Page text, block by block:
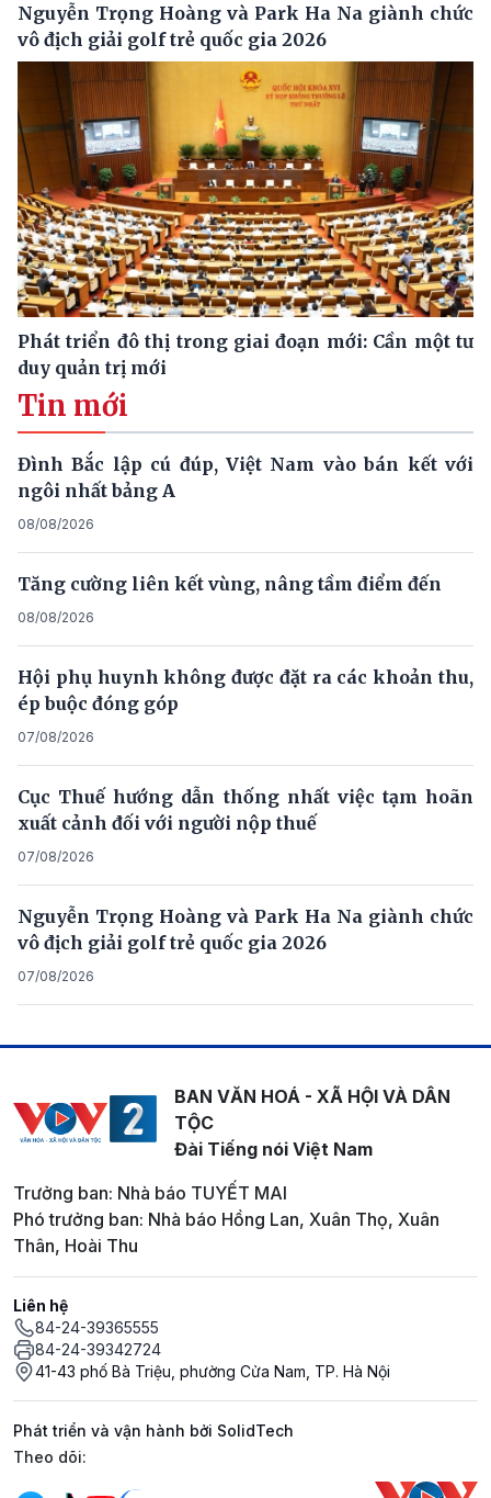
Nguyễn Trọng Hoàng và Park Ha Na giành chức
vô địch giải golf trẻ quốc gia 2026
Phát triển đô thị trong giai đoạn mới: Cần một tư
duy quản trị mới
Tin mới
Đình Bắc lập cú đúp, Việt Nam vào bán kết với
ngôi nhất bảng A
08/08/2026
Tăng cường liên kết vùng, nâng tầm điểm đến
08/08/2026
Hội phụ huynh không được đặt ra các khoản thu,
ép buộc đóng góp
07/08/2026
Cục Thuế hướng dẫn thống nhất việc tạm hoãn
xuất cảnh đối với người nộp thuế
07/08/2026
Nguyễn Trọng Hoàng và Park Ha Na giành chức
vô địch giải golf trẻ quốc gia 2026
07/08/2026
BAN VĂN HOÁ - XÃ HỘI VÀ DÂN
TỘC
Đài Tiếng nói Việt Nam
Trưởng ban: Nhà báo TUYẾT MAI
Phó trưởng ban: Nhà báo Hồng Lan, Xuân Thọ, Xuân
Thân, Hoài Thu
Liên hệ
84-24-39365555
84-24-39342724
41-43 phố Bà Triệu, phường Cửa Nam, TP. Hà Nội
Phát triển và vận hành bởi SolidTech
Mạng xã hội
Theo dõi: